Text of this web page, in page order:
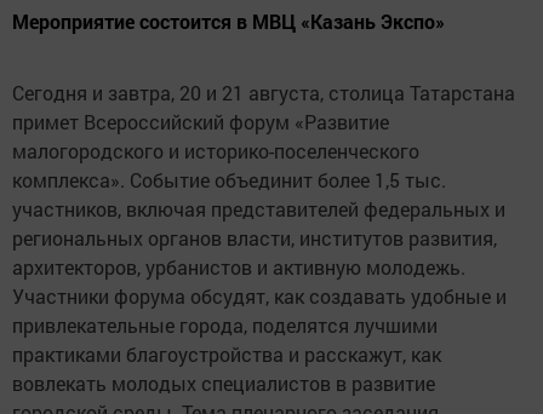
Мероприятие состоится в МВЦ «Казань Экспо»
Сегодня и завтра, 20 и 21 августа, столица Татарстана
примет Всероссийский форум «Развитие
малогородского и историко-поселенческого
комплекса». Событие объединит более 1,5 тыс.
участников, включая представителей федеральных и
региональных органов власти, институтов развития,
архитекторов, урбанистов и активную молодежь.
Участники форума обсудят, как создавать удобные и
привлекательные города, поделятся лучшими
практиками благоустройства и расскажут, как
вовлекать молодых специалистов в развитие